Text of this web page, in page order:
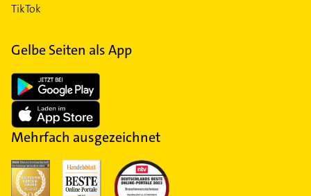
TikTok
Gelbe Seiten als App
Mehrfach ausgezeichnet